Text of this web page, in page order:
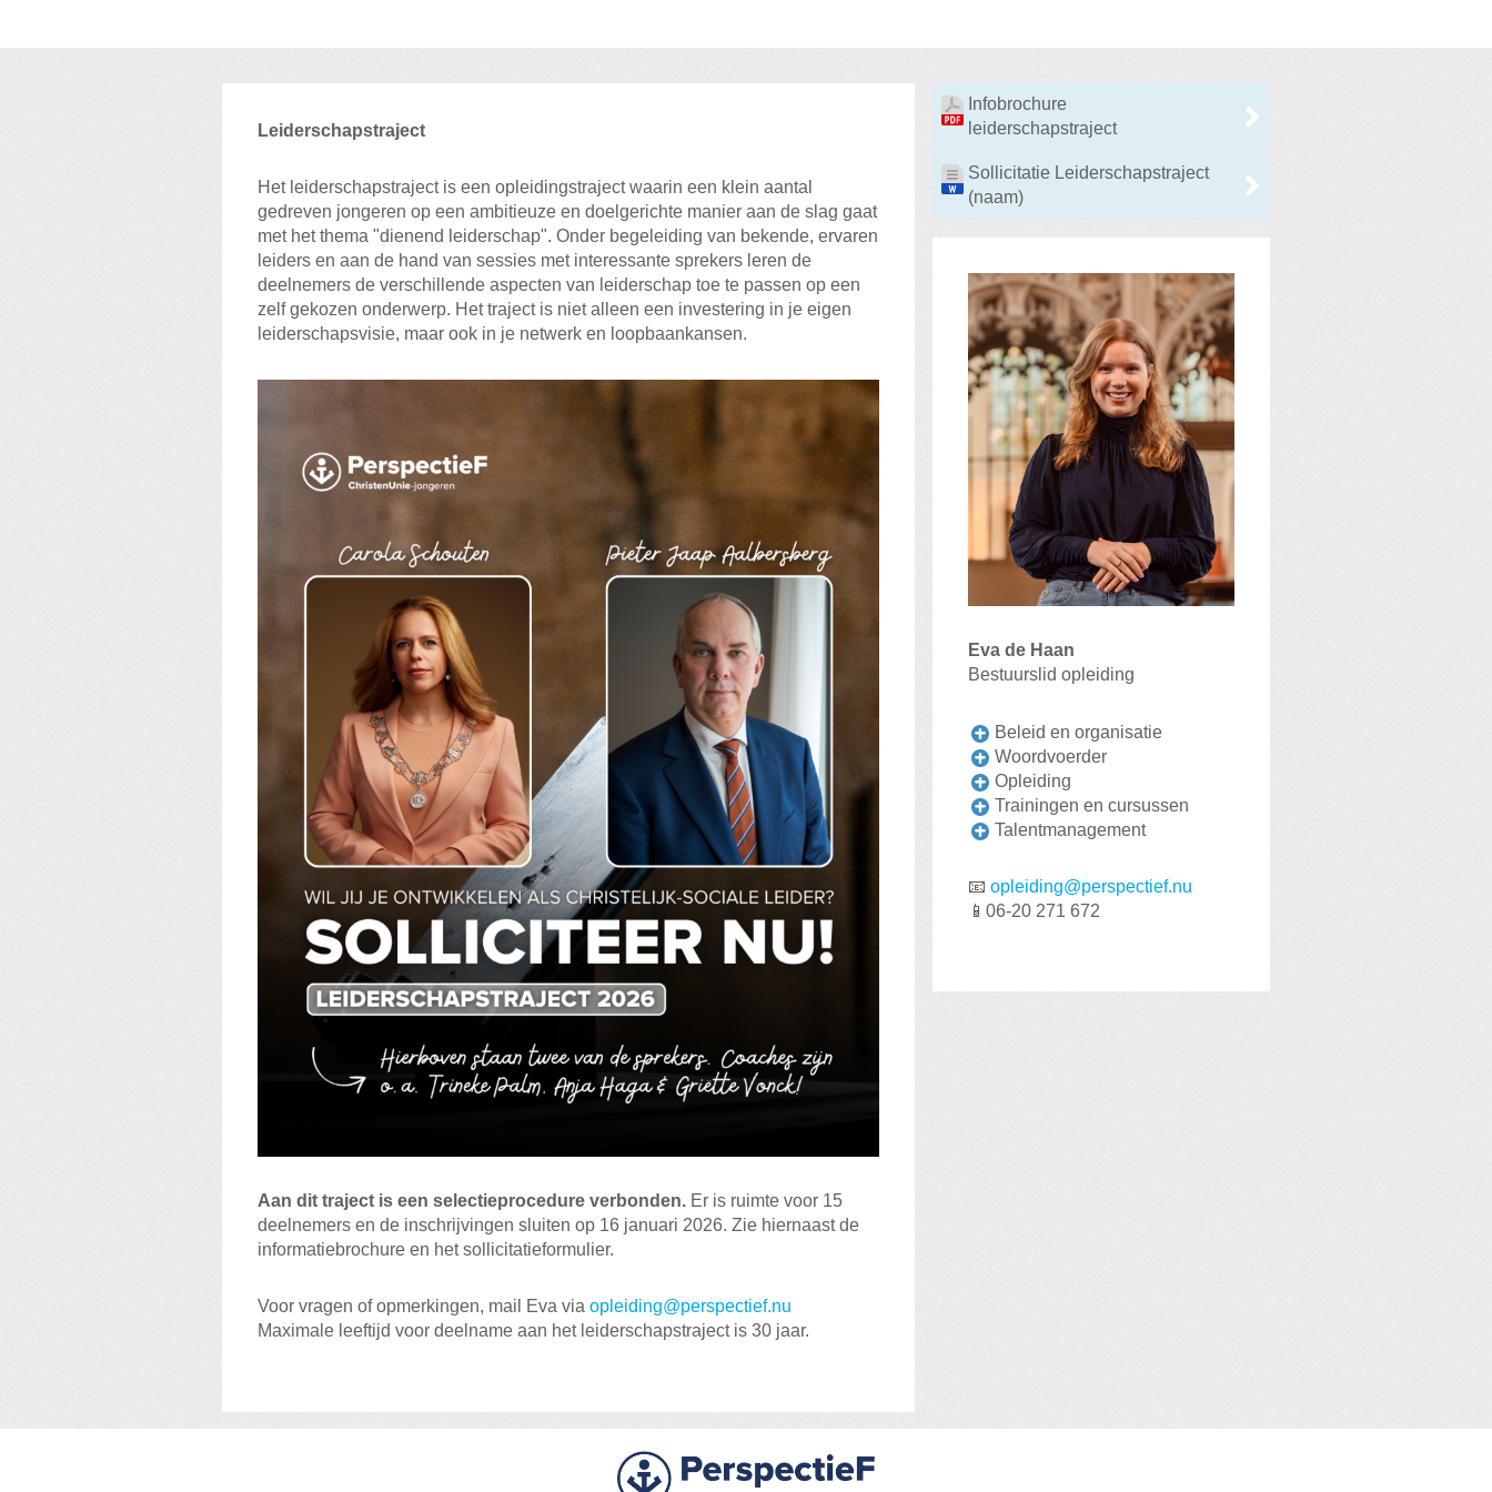
Opleiding
Leiderschapstraject
Het leiderschapstraject is een opleidingstraject waarin een klein aantal
gedreven jongeren op een ambitieuze en doelgerichte manier aan de slag gaat
met het thema "dienend leiderschap". Onder begeleiding van bekende, ervaren
leiders en aan de hand van sessies met interessante sprekers leren de
deelnemers de verschillende aspecten van leiderschap toe te passen op een
zelf gekozen onderwerp. Het traject is niet alleen een investering in je eigen
leiderschapsvisie, maar ook in je netwerk en loopbaankansen.
Aan dit traject is een selectieprocedure verbonden. Er is ruimte voor 15
deelnemers en de inschrijvingen sluiten op 16 januari 2026. Zie hiernaast de
informatiebrochure en het sollicitatieformulier.
Voor vragen of opmerkingen, mail Eva via opleiding@perspectief.nu
Maximale leeftijd voor deelname aan het leiderschapstraject is 30 jaar.
Infobrochure
leiderschapstraject
Sollicitatie Leiderschapstraject
(naam)
Eva de Haan
Bestuurslid opleiding
Beleid en organisatie
Woordvoerder
Opleiding
Trainingen en cursussen
Talentmanagement
📧 opleiding@perspectief.nu
📱06-20 271 672